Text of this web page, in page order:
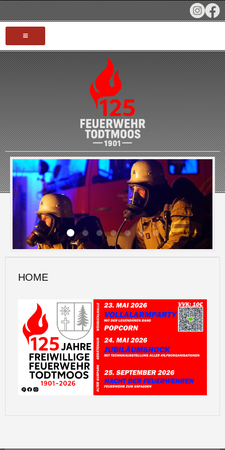
HOME
AKTUELLES
TERMINE
INFOS
JUBILÄUM 125 JAHRE
FAHRZEUGE
EINSÄTZE
JUGENDFEUERWEHR
HOME